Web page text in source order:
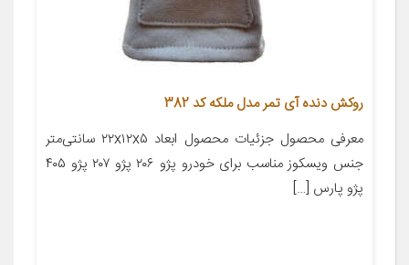
روکش دنده آی تمر مدل ملکه کد 382
معرفی محصول جزئیات محصول ابعاد ۲۲x۱۲x۵ سانتی‌متر
جنس ویسکوز مناسب برای خودرو پژو ۲۰۶ پژو ۲۰۷ پژو ۴۰۵
پژو پارس […]